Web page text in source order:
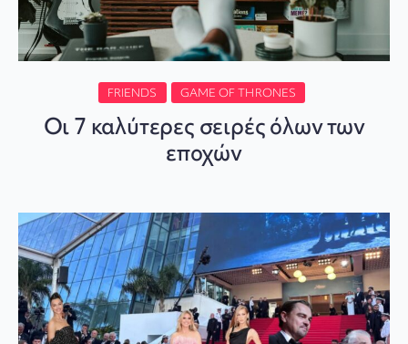
FRIENDS GAME OF THRONES
Οι 7 καλύτερες σειρές όλων των
εποχών